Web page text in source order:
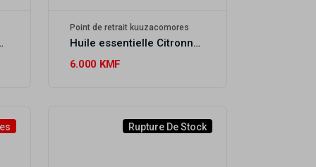
ART
Point de retrait kuuzacomores
Huile essentielle Citronnelle SALSABIL ART
6.000 KMF
Rupture De Stock